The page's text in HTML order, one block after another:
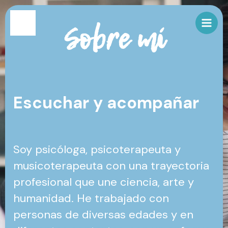
Sobre mí
Escuchar y acompañar
Soy psicóloga, psicoterapeuta y
musicoterapeuta con una trayectoria
profesional que une ciencia, arte y
humanidad. He trabajado con
personas de diversas edades y en